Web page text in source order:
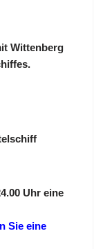
Wittenberg
Uhr eine
Sie eine